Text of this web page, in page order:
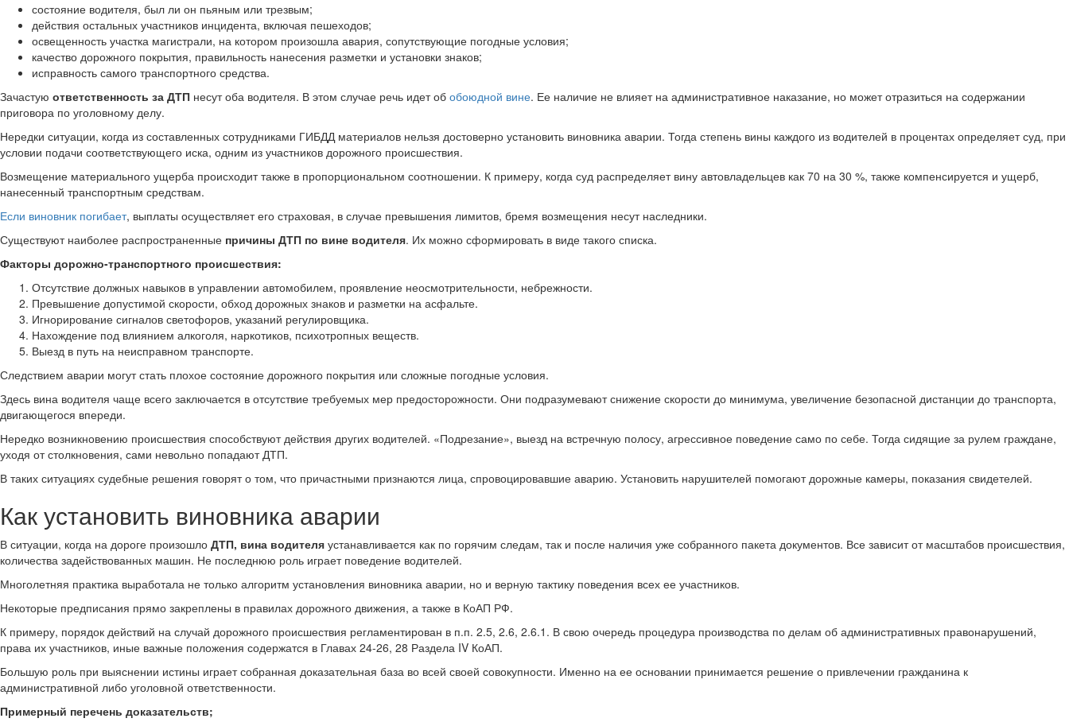
состояние водителя, был ли он пьяным или трезвым;
действия остальных участников инцидента, включая пешеходов;
освещенность участка магистрали, на котором произошла авария, сопутствующие погодные условия;
качество дорожного покрытия, правильность нанесения разметки и установки знаков;
исправность самого транспортного средства.
Зачастую ответственность за ДТП несут оба водителя. В этом случае речь идет об обоюдной вине. Ее наличие не влияет на административное наказание, но может отразиться на содержании
приговора по уголовному делу.
Нередки ситуации, когда из составленных сотрудниками ГИБДД материалов нельзя достоверно установить виновника аварии. Тогда степень вины каждого из водителей в процентах определяет суд, при
условии подачи соответствующего иска, одним из участников дорожного происшествия.
Возмещение материального ущерба происходит также в пропорциональном соотношении. К примеру, когда суд распределяет вину автовладельцев как 70 на 30 %, также компенсируется и ущерб,
нанесенный транспортным средствам.
Если виновник погибает, выплаты осуществляет его страховая, в случае превышения лимитов, бремя возмещения несут наследники.
Существуют наиболее распространенные причины ДТП по вине водителя. Их можно сформировать в виде такого списка.
Факторы дорожно-транспортного происшествия:
Отсутствие должных навыков в управлении автомобилем, проявление неосмотрительности, небрежности.
Превышение допустимой скорости, обход дорожных знаков и разметки на асфальте.
Игнорирование сигналов светофоров, указаний регулировщика.
Нахождение под влиянием алкоголя, наркотиков, психотропных веществ.
Выезд в путь на неисправном транспорте.
Следствием аварии могут стать плохое состояние дорожного покрытия или сложные погодные условия.
Здесь вина водителя чаще всего заключается в отсутствие требуемых мер предосторожности. Они подразумевают снижение скорости до минимума, увеличение безопасной дистанции до транспорта,
двигающегося впереди.
Нередко возникновению происшествия способствуют действия других водителей. «Подрезание», выезд на встречную полосу, агрессивное поведение само по себе. Тогда сидящие за рулем граждане,
уходя от столкновения, сами невольно попадают ДТП.
В таких ситуациях судебные решения говорят о том, что причастными признаются лица, спровоцировавшие аварию. Установить нарушителей помогают дорожные камеры, показания свидетелей.
Как установить виновника аварии
В ситуации, когда на дороге произошло ДТП, вина водителя устанавливается как по горячим следам, так и после наличия уже собранного пакета документов. Все зависит от масштабов происшествия,
количества задействованных машин. Не последнюю роль играет поведение водителей.
Многолетняя практика выработала не только алгоритм установления виновника аварии, но и верную тактику поведения всех ее участников.
Некоторые предписания прямо закреплены в правилах дорожного движения, а также в КоАП РФ.
К примеру, порядок действий на случай дорожного происшествия регламентирован в п.п. 2.5, 2.6, 2.6.1. В свою очередь процедура производства по делам об административных правонарушений,
права их участников, иные важные положения содержатся в Главах 24-26, 28 Раздела IV КоАП.
Большую роль при выяснении истины играет собранная доказательная база во всей своей совокупности. Именно на ее основании принимается решение о привлечении гражданина к
административной либо уголовной ответственности.
Примерный перечень доказательств;